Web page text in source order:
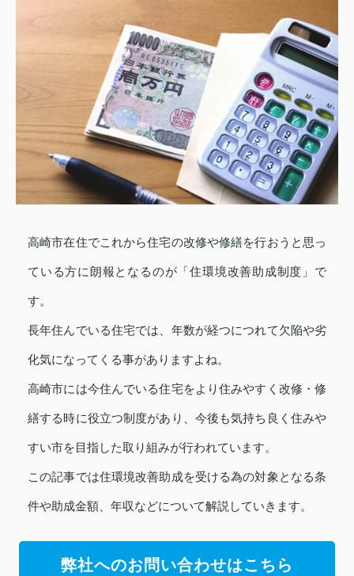
高崎市在住でこれから住宅の改修や修繕を行おうと思っ
ている方に朗報となるのが「住環境改善助成制度」で
す。
長年住んでいる住宅では、年数が経つにつれて欠陥や劣
化気になってくる事がありますよね。
高崎市には今住んでいる住宅をより住みやすく改修・修
繕する時に役立つ制度があり、今後も気持ち良く住みや
すい市を目指した取り組みが行われています。
この記事では住環境改善助成を受ける為の対象となる条
件や助成金額、年収などについて解説していきます。
弊社へのお問い合わせはこちら